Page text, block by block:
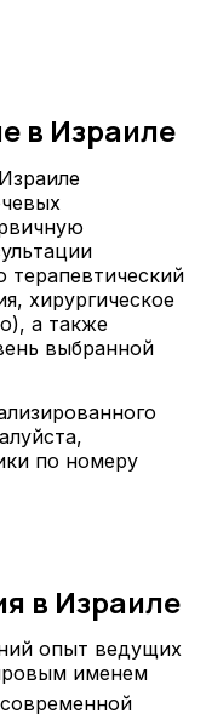
в Израиле
терапевтический
хирургическое
а также
выбранной
по номеру
в Израиле
опыт ведущих
именем